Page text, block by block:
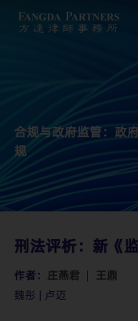
合规与政府监管：政
规
刑法评析：新《
作者： 庄燕君
王鼎
魏彤 | 卢迈